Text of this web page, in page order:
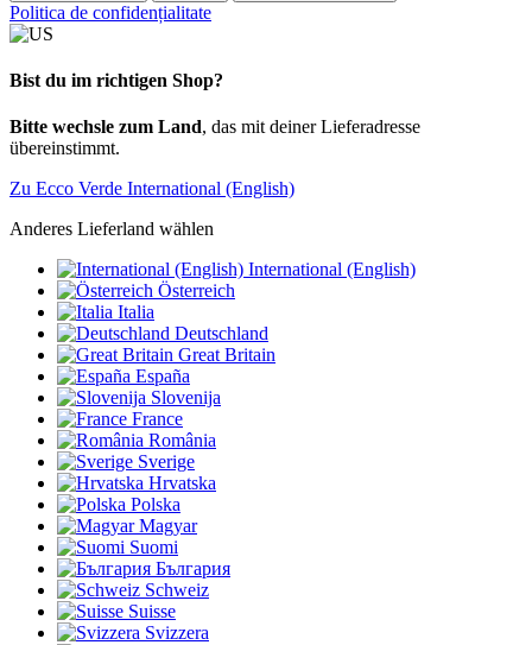
Politica de confidențialitate
Bist du im richtigen Shop?
Bitte wechsle zum Land, das mit deiner Lieferadresse
übereinstimmt.
Zu Ecco Verde International (English)
Anderes Lieferland wählen
International (English)
Österreich
Italia
Deutschland
Great Britain
España
Slovenija
France
România
Sverige
Hrvatska
Polska
Magyar
Suomi
България
Schweiz
Suisse
Svizzera